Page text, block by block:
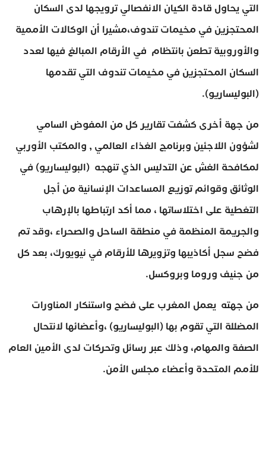
التي يحاول قادة الكيان الانفصالي ترويجها لدى السكان
المحتجزين في مخيمات تندوف،مشيرا أن الوكالات الأممية
والأوروبية تطعن بانتظام في الأرقام المبالغ فيها لعدد
السكان المحتجزين في مخيمات تندوف التي تقدمها
(البوليساريو).
من جهة أخرى كشفت تقارير كل من المفوض السامي
لشؤون اللاجئين وبرنامج الغذاء العالمي , والمكتب الأوربي
لمكافحة الغش عن التدليس الذي تنهجه (البوليساريو) في
الوثائق وقوائم توزيع المساعدات الإنسانية من أجل
التغطية على اختلاساتها ، مما أكد ارتباطها بالإرهاب
والجريمة المنظمة في منطقة الساحل والصحراء ،وقد تم
فضح سجل أكاذيبها وتزويرها للأرقام في نيويورك، بعد كل
من جنيف وروما وبروكسل.
من جهته يعمل المغرب على فضح واستنكار المناورات
المضللة التي تقوم بها (البوليساريو) ،وأعضائها لانتحال
الصفة والمهام، وذلك عبر رسائل وتحركات لدى الأمين العام
للأمم المتحدة وأعضاء مجلس الأمن.